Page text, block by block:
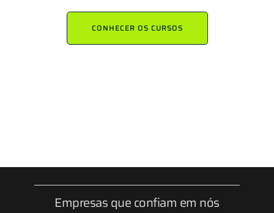
CONHECER OS CURSOS
Empresas que confiam em nós